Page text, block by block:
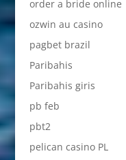
order a bride online
ozwin au casino
pagbet brazil
Paribahis
Paribahis giris
pb feb
pbt2
pelican casino PL